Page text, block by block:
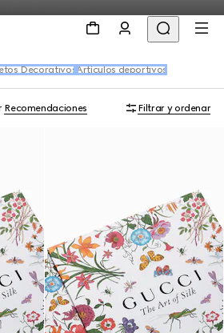
Decorativos Artículos deportivos
Recomendaciones Filtrar y ordenar